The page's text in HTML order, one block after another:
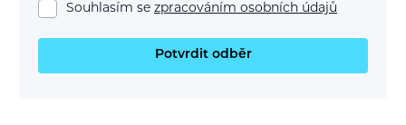
Souhlasím se zpracováním osobních údajů
Potvrdit odběr